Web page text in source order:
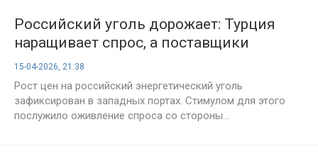
Российский уголь дорожает: Турция
наращивает спрос, а поставщики
поднимают цены
15-04-2026, 21:38
Рост цен на российский энергетический уголь
зафиксирован в западных портах. Стимулом для этого
послужило оживление спроса со стороны...